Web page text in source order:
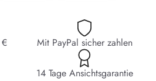
Mit PayPal sicher zahlen
14 Tage Ansichtsgarantie